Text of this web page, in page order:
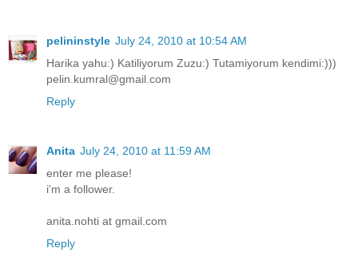
pelininstyle July 24, 2010 at 10:54 AM
Harika yahu:) Katiliyorum Zuzu:) Tutamiyorum kendimi:)))
pelin.kumral@gmail.com
Reply
Anita July 24, 2010 at 11:59 AM
enter me please!
i'm a follower.
anita.nohti at gmail.com
Reply